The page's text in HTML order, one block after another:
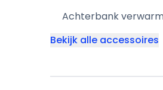
Achterbank
Bekijk alle accessoires